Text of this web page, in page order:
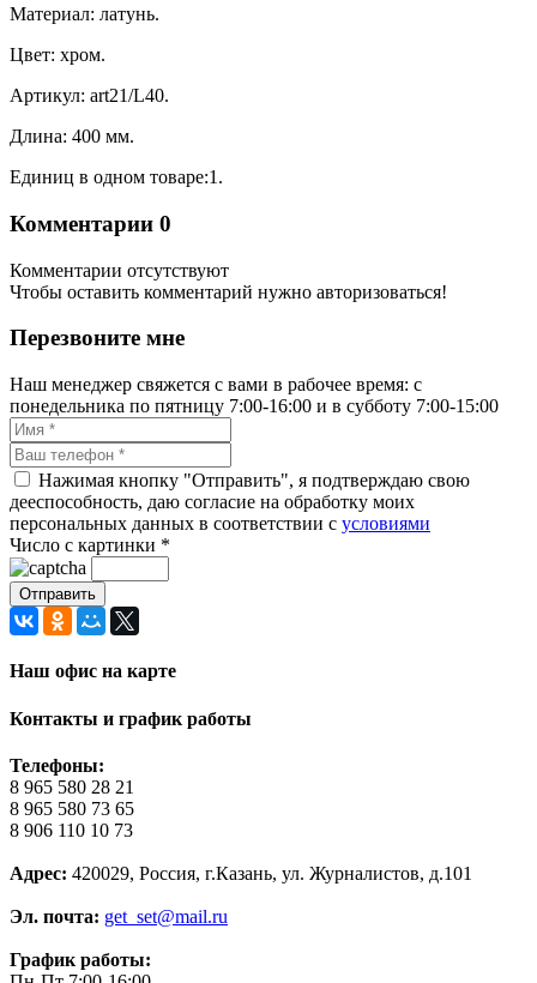
Материал: латунь.
Цвет: хром.
Артикул: art21/L40.
Длина: 400 мм.
Единиц в одном товаре:1.
Комментарии 0
Комментарии отсутствуют
Чтобы оставить комментарий нужно авторизоваться!
Перезвоните мне
Наш менеджер свяжется с вами в рабочее время: с
понедельника по пятницу 7:00-16:00 и в субботу 7:00-15:00
Нажимая кнопку "Отправить", я подтверждаю свою
дееспособность, даю согласие на обработку моих
персональных данных в соответствии с условиями
Число с картинки *
Наш офис на карте
Контакты и график работы
Телефоны:
8 965 580 28 21
8 965 580 73 65
8 906 110 10 73
Адрес: 420029, Россия, г.Казань, ул. Журналистов, д.101
Эл. почта: get_set@mail.ru
График работы: